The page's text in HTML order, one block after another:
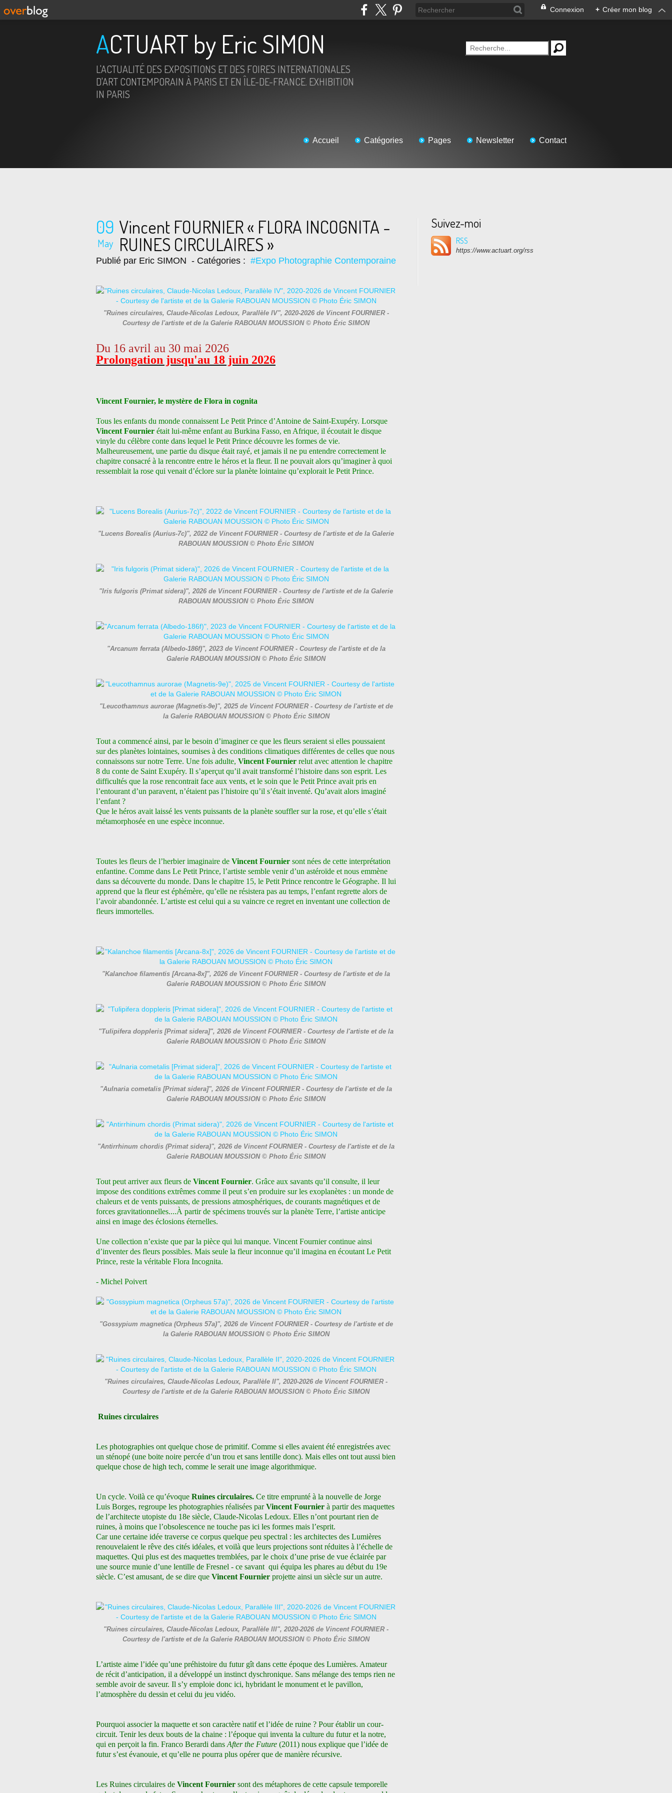
Connexion + Créer mon blog
ACTUART by Eric SIMON
L'ACTUALITÉ DES EXPOSITIONS ET DES FOIRES INTERNATIONALES
D'ART CONTEMPORAIN À PARIS ET EN ÎLE-DE-FRANCE. EXHIBITION
IN PARIS
Accueil Catégories Pages Newsletter Contact
09
May
Vincent FOURNIER « FLORA INCOGNITA -
RUINES CIRCULAIRES »
Publié par Eric SIMON - Catégories : #Expo Photographie Contemporaine
"Ruines circulaires, Claude-Nicolas Ledoux, Parallèle IV", 2020-2026 de Vincent FOURNIER -
Courtesy de l'artiste et de la Galerie RABOUAN MOUSSION © Photo Éric SIMON
Du 16 avril au 30 mai 2026
Prolongation jusqu'au 18 juin 2026
Vincent Fournier, le mystère de Flora in cognita
Tous les enfants du monde connaissent Le Petit Prince d’Antoine de Saint-Exupéry. Lorsque
Vincent Fournier était lui-même enfant au Burkina Fasso, en Afrique, il écoutait le disque
vinyle du célèbre conte dans lequel le Petit Prince découvre les formes de vie.
Malheureusement, une partie du disque était rayé, et jamais il ne pu entendre correctement le
chapitre consacré à la rencontre entre le héros et la fleur. Il ne pouvait alors qu’imaginer à quoi
ressemblait la rose qui venait d’éclore sur la planète lointaine qu’explorait le Petit Prince.
"Lucens Borealis (Aurius-7c)", 2022 de Vincent FOURNIER - Courtesy de l'artiste et de la Galerie
RABOUAN MOUSSION © Photo Éric SIMON
"Iris fulgoris (Primat sidera)", 2026 de Vincent FOURNIER - Courtesy de l'artiste et de la Galerie
RABOUAN MOUSSION © Photo Éric SIMON
"Arcanum ferrata (Albedo-186f)", 2023 de Vincent FOURNIER - Courtesy de l'artiste et de la
Galerie RABOUAN MOUSSION © Photo Éric SIMON
"Leucothamnus aurorae (Magnetis-9e)", 2025 de Vincent FOURNIER - Courtesy de l'artiste et de
la Galerie RABOUAN MOUSSION © Photo Éric SIMON
Tout a commencé ainsi, par le besoin d’imaginer ce que les fleurs seraient si elles poussaient
sur des planètes lointaines, soumises à des conditions climatiques différentes de celles que nous
connaissons sur notre Terre. Une fois adulte, Vincent Fournier relut avec attention le chapitre
8 du conte de Saint Exupéry. Il s’aperçut qu’il avait transformé l’histoire dans son esprit. Les
difficultés que la rose rencontrait face aux vents, et le soin que le Petit Prince avait pris en
l’entourant d’un paravent, n’étaient pas l’histoire qu’il s’était inventé. Qu’avait alors imaginé
l’enfant ?
Que le héros avait laissé les vents puissants de la planète souffler sur la rose, et qu’elle s’était
métamorphosée en une espèce inconnue.
Toutes les fleurs de l’herbier imaginaire de Vincent Fournier sont nées de cette interprétation
enfantine. Comme dans Le Petit Prince, l’artiste semble venir d’un astéroïde et nous emmène
dans sa découverte du monde. Dans le chapitre 15, le Petit Prince rencontre le Géographe. Il lui
apprend que la fleur est éphémère, qu’elle ne résistera pas au temps, l’enfant regrette alors de
l’avoir abandonnée. L’artiste est celui qui a su vaincre ce regret en inventant une collection de
fleurs immortelles.
"Kalanchoe filamentis [Arcana-8x]", 2026 de Vincent FOURNIER - Courtesy de l'artiste et de la
Galerie RABOUAN MOUSSION © Photo Éric SIMON
"Tulipifera doppleris [Primat sidera]", 2026 de Vincent FOURNIER - Courtesy de l'artiste et de la
Galerie RABOUAN MOUSSION © Photo Éric SIMON
"Aulnaria cometalis [Primat sidera]", 2026 de Vincent FOURNIER - Courtesy de l'artiste et de la
Galerie RABOUAN MOUSSION © Photo Éric SIMON
"Antirrhinum chordis (Primat sidera)", 2026 de Vincent FOURNIER - Courtesy de l'artiste et de la
Galerie RABOUAN MOUSSION © Photo Éric SIMON
Tout peut arriver aux fleurs de Vincent Fournier. Grâce aux savants qu’il consulte, il leur
impose des conditions extrêmes comme il peut s’en produire sur les exoplanètes : un monde de
chaleurs et de vents puissants, de pressions atmosphériques, de courants magnétiques et de
forces gravitationnelles....À partir de spécimens trouvés sur la planète Terre, l’artiste anticipe
ainsi en image des éclosions éternelles.
Une collection n’existe que par la pièce qui lui manque. Vincent Fournier continue ainsi
d’inventer des fleurs possibles. Mais seule la fleur inconnue qu’il imagina en écoutant Le Petit
Prince, reste la véritable Flora Incognita.
- Michel Poivert
"Gossypium magnetica (Orpheus 57a)", 2026 de Vincent FOURNIER - Courtesy de l'artiste et de
la Galerie RABOUAN MOUSSION © Photo Éric SIMON
"Ruines circulaires, Claude-Nicolas Ledoux, Parallèle II", 2020-2026 de Vincent FOURNIER -
Courtesy de l'artiste et de la Galerie RABOUAN MOUSSION © Photo Éric SIMON
Ruines circulaires
Les photographies ont quelque chose de primitif. Comme si elles avaient été enregistrées avec
un sténopé (une boite noire percée d’un trou et sans lentille donc). Mais elles ont tout aussi bien
quelque chose de high tech, comme le serait une image algorithmique.
Un cycle. Voilà ce qu’évoque Ruines circulaires. Ce titre emprunté à la nouvelle de Jorge
Luis Borges, regroupe les photographies réalisées parVincent Fournier à partir des maquettes
de l’architecte utopiste du 18e siècle, Claude-Nicolas Ledoux. Elles n’ont pourtant rien de
ruines, à moins que l’obsolescence ne touche pas ici les formes mais l’esprit.
Car une certaine idée traverse ce corpus quelque peu spectral : les architectes des Lumières
renouvelaient le rêve des cités idéales, et voilà que leurs projections sont réduites à l’échelle de
maquettes. Qui plus est des maquettes tremblées, par le choix d’une prise de vue éclairée par
une source munie d’une lentille de Fresnel - ce savant qui équipa les phares au début du 19e
siècle. C’est amusant, de se dire que Vincent Fournier projette ainsi un siècle sur un autre.
"Ruines circulaires, Claude-Nicolas Ledoux, Parallèle III", 2020-2026 de Vincent FOURNIER -
Courtesy de l'artiste et de la Galerie RABOUAN MOUSSION © Photo Éric SIMON
L’artiste aime l’idée qu’une préhistoire du futur gît dans cette époque des Lumières. Amateur
de récit d’anticipation, il a développé un instinct dyschronique. Sans mélange des temps rien ne
semble avoir de saveur. Il s’y emploie donc ici, hybridant le monument et le pavillon,
l’atmosphère du dessin et celui du jeu vidéo.
Pourquoi associer la maquette et son caractère natif et l’idée de ruine ? Pour établir un cour-
circuit. Tenir les deux bouts de la chaine : l’époque qui inventa la culture du futur et la notre,
qui en perçoit la fin. Franco Berardi dans After the Future (2011) nous explique que l’idée de
futur s’est évanouie, et qu’elle ne pourra plus opérer que de manière récursive.
Les Ruines circulaires de Vincent Fournier sont des métaphores de cette capsule temporelle
Suivez-moi
RSS
https://www.actuart.org/rss